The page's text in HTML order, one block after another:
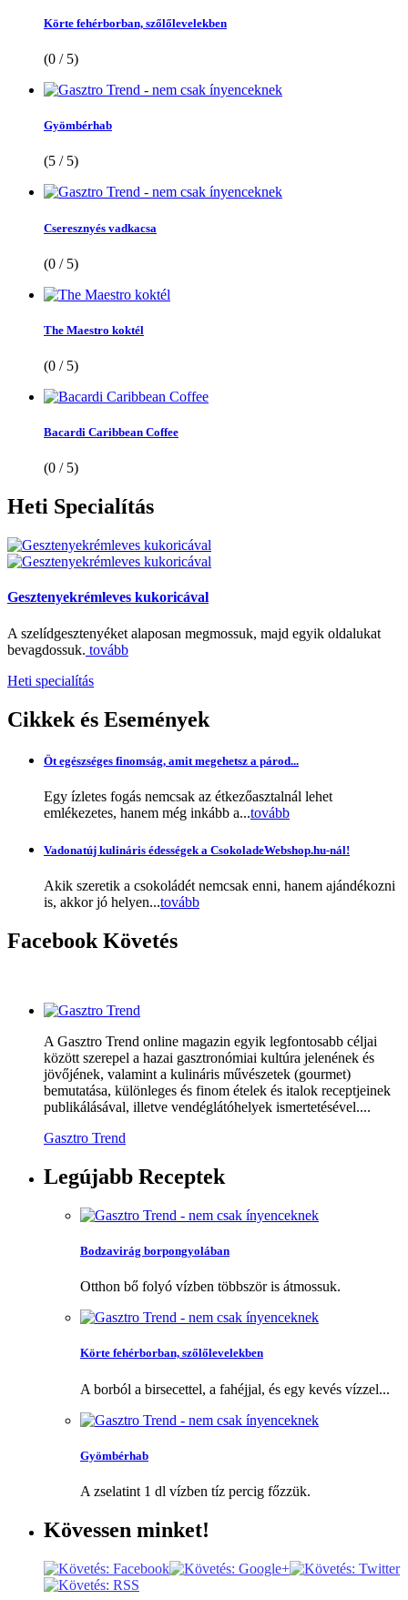
Körte fehérborban, szőlőlevelekben
(0 / 5)
Gyömbérhab
(5 / 5)
Cseresznyés vadkacsa
(0 / 5)
The Maestro koktél
(0 / 5)
Bacardi Caribbean Coffee
(0 / 5)
Heti Specialítás
Gesztenyekrémleves kukoricával
A szelídgesztenyéket alaposan megmossuk, majd egyik oldalukat
bevagdossuk. tovább
Heti specialítás
Cikkek és Események
Öt egészséges finomság, amit megehetsz a párod...
Egy ízletes fogás nemcsak az étkezőasztalnál lehet
emlékezetes, hanem még inkább a...tovább
Vadonatúj kulináris édességek a CsokoladeWebshop.hu-nál!
Akik szeretik a csokoládét nemcsak enni, hanem ajándékozni
is, akkor jó helyen...tovább
FacebookKövetés
A Gasztro Trend online magazin egyik legfontosabb céljai
között szerepel a hazai gasztronómiai kultúra jelenének és
jövőjének, valamint a kulináris művészetek (gourmet)
bemutatása, különleges és finom ételek és italok receptjeinek
publikálásával, illetve vendéglátóhelyek ismertetésével....
Gasztro Trend
Legújabb Receptek
Bodzavirág borpongyolában
Otthon bő folyó vízben többször is átmossuk.
Körte fehérborban, szőlőlevelekben
A borból a birsecettel, a fahéjjal, és egy kevés vízzel...
Gyömbérhab
A zselatint 1 dl vízben tíz percig főzzük.
Kövessen minket!